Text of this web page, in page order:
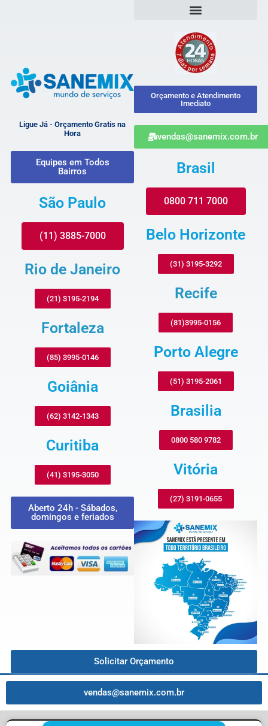
Ligue Já - Orçamento Gratis na
Hora
Equipes em Todos
Bairros
São Paulo
(11) 3885-7000
Rio de Janeiro
(21) 3195-2194
Fortaleza
(85) 3995-0146
Goiânia
(62) 3142-1343
Curitiba
(41) 3195-3050
Aberto 24h - Sábados,
domingos e feriados
Orçamento e Atendimento
Imediato
vendas@sanemix.com.br
Brasil
0800 711 7000
Belo Horizonte
(31) 3195-3292
Recife
(81)3995-0156
Porto Alegre
(51) 3195-2061
Brasilia
0800 580 9782
Vitória
(27) 3191-0655
Solicitar Orçamento
vendas@sanemix.com.br